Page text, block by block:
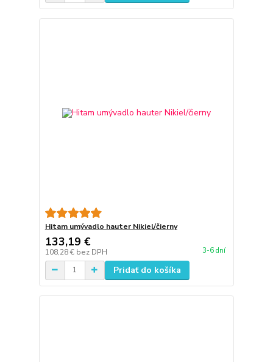
Hitam umývadlo hauter Nikiel/čierny
133,19 €
108,28 € bez DPH 3-6 dní
Pridať do košíka